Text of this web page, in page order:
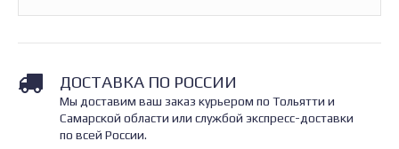
ДОСТАВКА ПО РОССИИ
Мы доставим ваш заказ курьером по Тольятти и
Самарской области или службой экспресс-доставки
по всей России.